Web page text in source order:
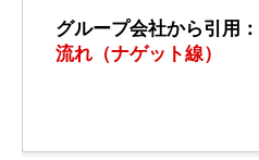
グループ会社から引用：
流れ（ナゲット線）